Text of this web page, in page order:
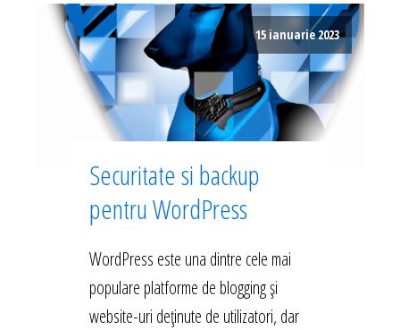
15 ianuarie 2023
Securitate si backup
pentru WordPress
WordPress este una dintre cele mai
populare platforme de blogging și
website-uri deținute de utilizatori, dar